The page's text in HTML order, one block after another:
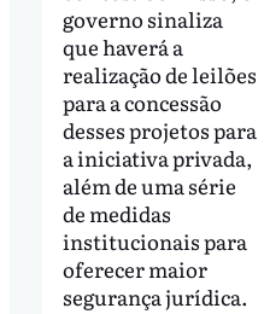
governo sinaliza
que haverá a
realização de leilões
para a concessão
desses projetos para
a iniciativa privada,
além de uma série
de medidas
institucionais para
oferecer maior
segurança jurídica.